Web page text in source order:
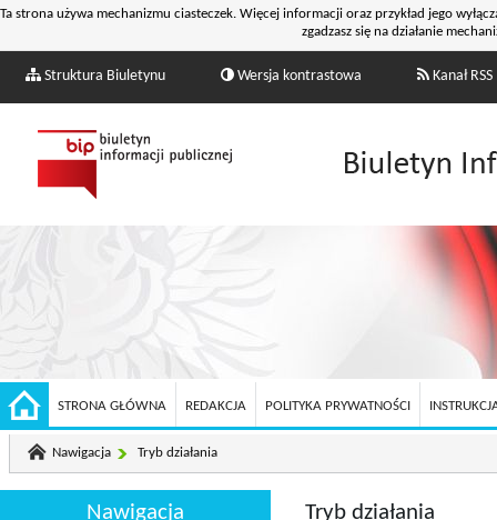
Ta strona używa mechanizmu ciasteczek. Więcej informacji oraz przykład jego
zgadzasz się na działanie
Struktura Biuletynu Wersja kontrastowa Kanał RSS
STRONA GŁÓWNA REDAKCJA POLITYKA PRYWATNOŚCI
Nawigacja Tryb działania
Nawigacja Tryb działania